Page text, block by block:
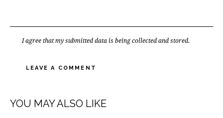
I agree that my submitted data is beingcollected and stored.
YOU MAY ALSO LIKE